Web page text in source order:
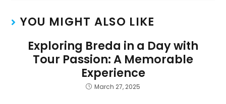
YOU MIGHT ALSO LIKE
Exploring Breda in a Day with
Tour Passion: A Memorable
Experience
March 27, 2025